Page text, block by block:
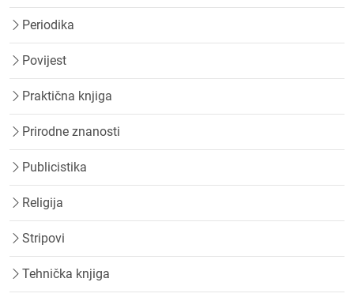
Periodika
Povijest
Praktična knjiga
Prirodne znanosti
Publicistika
Religija
Stripovi
Tehnička knjiga